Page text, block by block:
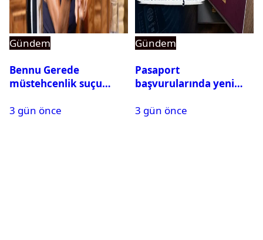
Gündem
Bennu Gerede
müstehcenlik suçu
alındı
3 gün önce
Gündem
Pasaport
başvurularında yeni
3 gün önce